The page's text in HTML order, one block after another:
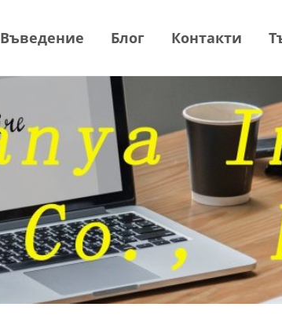
Въведение Блог Контакти